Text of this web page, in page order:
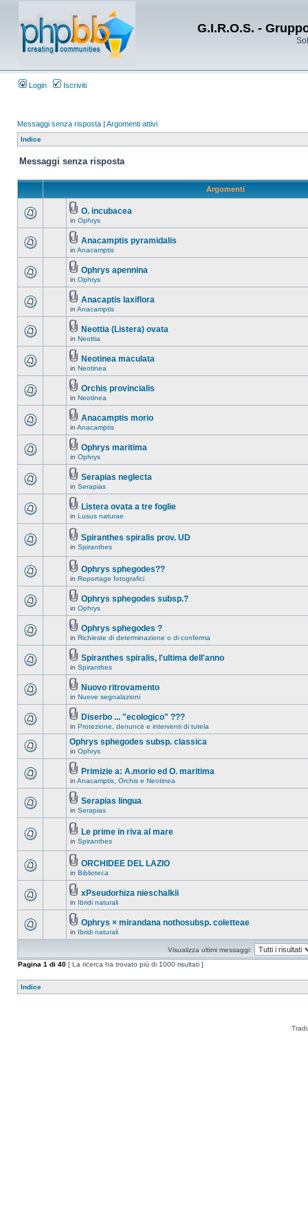
G.I.R.O.S. -
Login Iscriviti
Messaggi senza risposta | Argomenti attivi
Indice
Messaggi senza risposta
Argomenti
O. incubacea
in Ophrys
Anacamptis pyramidalis
in Anacamptis
Ophrys apennina
in Ophrys
Anacaptis laxiflora
in Anacamptis
Neottia (Listera) ovata
in Neottia
Neotinea maculata
in Neotinea
Orchis provincialis
in Neotinea
Anacamptis morio
in Anacamptis
Ophrys maritima
in Ophrys
Serapias neglecta
in Serapias
Listera ovata a tre foglie
in Lusus naturae
Spiranthes spiralis prov. UD
in Spiranthes
Ophrys sphegodes??
in Reportage fotografici
Ophrys sphegodes subsp.?
in Ophrys
Ophrys sphegodes ?
in Richieste di determinazione o di conferma
Spiranthes spiralis, l'ultima dell'anno
in Spiranthes
Nuovo ritrovamento
in Nuove segnalazioni
Diserbo ... "ecologico" ???
in Protezione, denunce e interventi di tutela
Ophrys sphegodes subsp. classica
in Ophrys
Primizie a: A.morio ed O. maritima
in Anacamptis, Orchis e Neotinea
Serapias lingua
in Serapias
Le prime in riva al mare
in Spiranthes
ORCHIDEE DEL LAZIO
in Biblioteca
xPseudorhiza nieschalkii
in Ibridi naturali
Ophrys × mirandana nothosubsp. coletteae
in Ibridi naturali
Visualizza ultimi messaggi:
Pagina 1 di 40 [ La ricerca ha trovato più di 1000 risultati ]
Indice